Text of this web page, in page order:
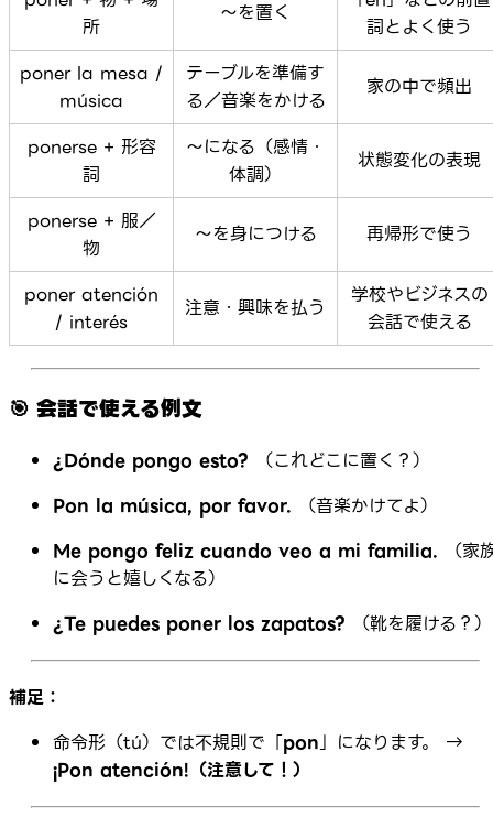
所
～を置く
詞とよく使う
poner la mesa /
música
テーブルを準備す
る／音楽をかける
家の中で頻出
ponerse + 形容
詞
～になる（感情・
体調）
状態変化の表現
ponerse + 服／
物
～を身につける 再帰形で使う
poner atención
/ interés
注意・興味を払う
学校やビジネスの
会話で使える
🎯 会話で使える例文
¿Dónde pongo esto? （これどこに置く？）
Pon la música, por favor. （音楽かけてよ）
Me pongo feliz cuando veo a mi familia. （家
に会うと嬉しくなる）
¿Te puedes poner los zapatos? （靴を履ける？）
補足：
命令形（tú）では不規則で「pon」になります。 →
¡Pon atención!（注意して！）